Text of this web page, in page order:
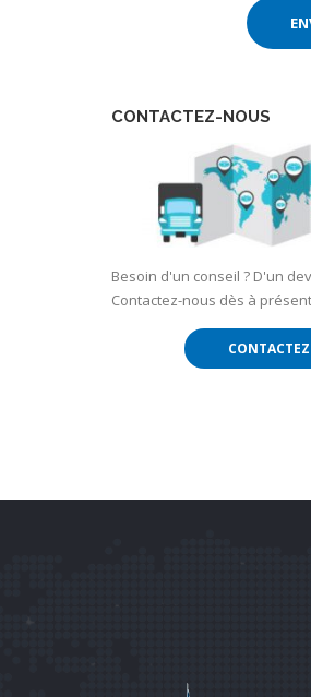
CONTACTEZ-NOUS
Besoin d'un conseil ? D'un
Contactez-nous dès à